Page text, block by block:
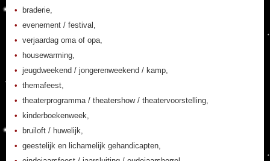
braderie,
evenement / festival,
verjaardag oma of opa,
housewarming,
jeugdweekend / jongerenweekend / kamp,
themafeest,
theaterprogramma / theatershow / theatervoorstelling,
kinderboekenweek,
bruiloft / huwelijk,
geestelijk en lichamelijk gehandicapten,